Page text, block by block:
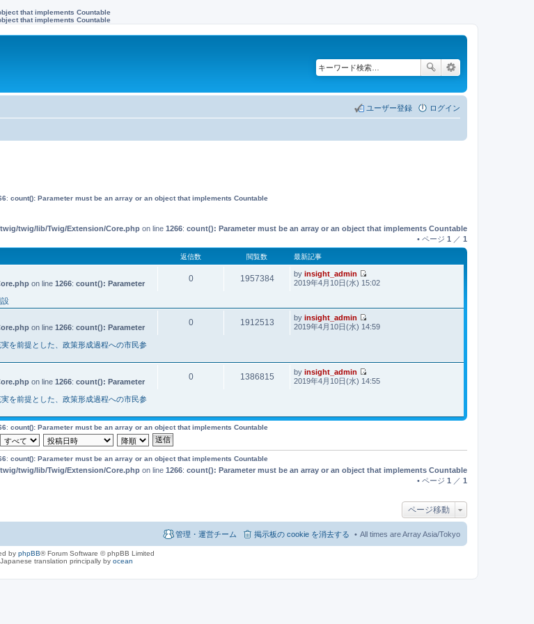
that implements Countable
that implements Countable
ログイン
ユーザー登録
: count(): Parameter must be an array or an object that implements Countable
twig/lib/Twig/Extension/Core.php on line 1266: count(): Parameter must be an array or an object that implements Countable
• ページ 1 ／ 1
返信数 閲覧数 最新記事
on line 1266: count(): Parameter
0 1957384 by insight_admin
最
2019年4月10日(水) 15:02
on line 1266: count(): Parameter
を前提とした、政策形成過程への市民参
0 1912513 by insight_admin
最
2019年4月10日(水) 14:59
on line 1266: count(): Parameter
を前提とした、政策形成過程への市民参
0 1386815 by insight_admin
最
2019年4月10日(水) 14:55
: count(): Parameter must be an array or an object that implements Countable
: count(): Parameter must be an array or an object that implements Countable
twig/lib/Twig/Extension/Core.php on line 1266: count(): Parameter must be an array or an object that implements Countable
• ページ 1 ／ 1
ページ移動
All times are Array Asia/Tokyo
掲示板の cookie を消去する
管理・運営チーム
by phpBB® Forum Software © phpBB Limited
Japanese translation principally by ocean